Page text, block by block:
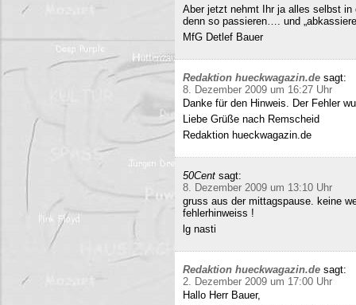
Aber jetzt nehmt Ihr ja alles selbst
denn so passieren…. und
MfG Detlef Bauer
Redaktion hueckwagazin.de sagt:
8. Dezember 2009 um 16:27 Uhr
Danke für den Hinweis. Der Fehler
Liebe Grüße nach Remscheid
Redaktion hueckwagazin.de
50Cent sagt:
8. Dezember 2009 um 13:10 Uhr
gruss aus der mittagspause. keine
fehlerhinweiss !
lg nasti
Redaktion hueckwagazin.de sagt:
2. Dezember 2009 um 17:00 Uhr
Hallo Herr Bauer,